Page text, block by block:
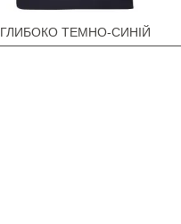
ГЛИБОКО ТЕМНО-СИНІЙ